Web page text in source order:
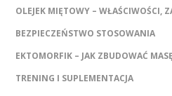
OLEJEK MIĘTOWY – WŁAŚCIWOŚCI,
BEZPIECZEŃSTWO STOSOWANIA
EKTOMORFIK – JAK ZBUDOWAĆ
TRENING I SUPLEMENTACJA